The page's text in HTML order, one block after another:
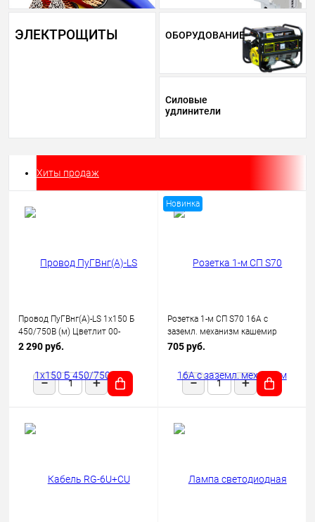
ЭЛЕКТРОЩИТЫ ОБОРУДОВАНИЕ
Силовые
удлинители
Хиты продаж
Провод ПуГВнг(А)-LS 1х150 Б
450/750В (м) Цветлит 00-
00130523
2 290 руб.
Новинка
Розетка 1-м СП S70 16А с
заземл. механизм кашемир
Voltum VLS040103
705 руб.